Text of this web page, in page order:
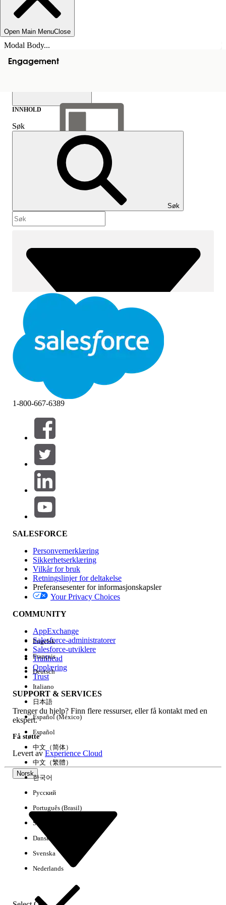
Open Main MenuClose
Modal Body...
Engagement
Vis innholdsfortegnelse
Innhold
INNHOLD
Søk
Søk
Filtre (0)
VELG FILTRE
Produktområde
Funksjonsinnvirkning
Utgave
Erfaring
Fjern alle Utført
Kontroller stavemåten i søkeordene.
1-800-667-6389
SALESFORCE
Personvernerklæring
Sikkerhetserklæring
Vilkår for bruk
Retningslinjer for deltakelse
Preferansesenter for informasjonskapsler
Your Privacy Choices
COMMUNITY
AppExchange
Salesforce-administratorer
Salesforce-utviklere
Trailhead
Opplæring
Trust
SUPPORT & SERVICES
Trenger du hjelp? Finn flere ressurser, eller få kontakt med en
ekspert.
Få støtte
Levert avExperience Cloud
Norsk
Engelsk
Français
Deutsch
Italiano
日本語
Español (México)
Español
中文（简体）
中文（繁體）
한국어
Русский
Português (Brasil)
Suomi
Dansk
Svenska
Nederlands